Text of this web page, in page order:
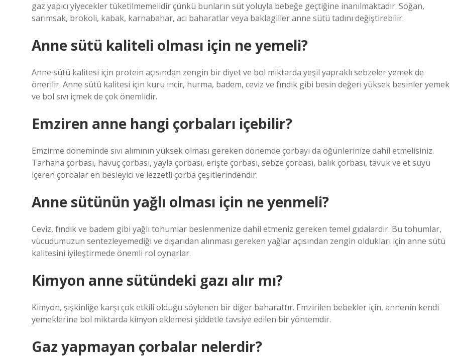
gaz yapıcı yiyecekler tüketilmemelidir çünkü bunların süt yoluyla bebeğe geçtiğine inanılmaktadır. Soğan,
sarımsak, brokoli, kabak, karnabahar, acı baharatlar veya baklagiller anne sütü tadını değiştirebilir.
Anne sütü kaliteli olması için ne yemeli?
Anne sütü kalitesi için protein açısından zengin bir diyet ve bol miktarda yeşil yapraklı sebzeler yemek de
önerilir. Anne sütü kalitesi için kuru incir, hurma, badem, ceviz ve fındık gibi besin değeri yüksek besinler yemek
ve bol sıvı içmek de çok önemlidir.
Emziren anne hangi çorbaları içebilir?
Emzirme döneminde sıvı alımının yüksek olması gereken dönemde çorbayı da öğünlerinize dahil etmelisiniz.
Tarhana çorbası, havuç çorbası, yayla çorbası, erişte çorbası, sebze çorbası, balık çorbası, tavuk ve et suyu
içeren çorbalar en besleyici ve lezzetli çorba çeşitlerindendir.
Anne sütünün yağlı olması için ne yenmeli?
Ceviz, fındık ve badem gibi yağlı tohumlar beslenmenize dahil etmeniz gereken temel gıdalardır. Bu tohumlar,
vücudumuzun sentezleyemediği ve dışarıdan alınması gereken yağlar açısından zengin oldukları için anne sütü
kalitesini iyileştirmede önemli rol oynarlar.
Kimyon anne sütündeki gazı alır mı?
Kimyon, şişkinliğe karşı çok etkili olduğu söylenen bir diğer baharattır. Emzirilen bebekler için, annenin kendi
yemeklerine bol miktarda kimyon eklemesi şiddetle tavsiye edilen bir yöntemdir.
Gaz yapmayan çorbalar nelerdir?